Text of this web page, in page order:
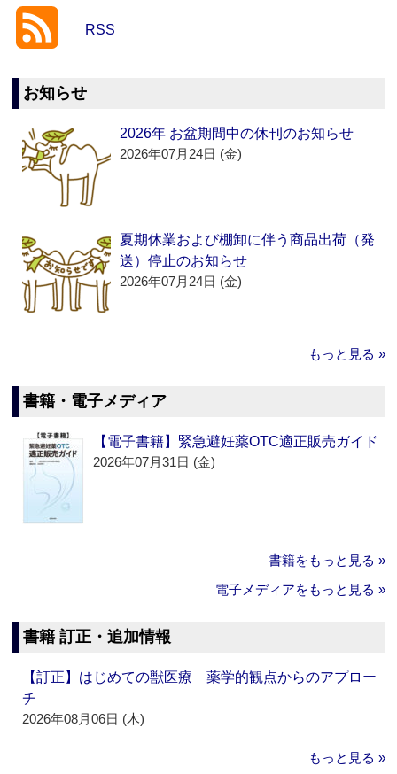
RSS
お知らせ
2026年 お盆期間中の休刊のお知らせ
2026年07月24日 (金)
夏期休業および棚卸に伴う商品出荷（発
送）停止のお知らせ
2026年07月24日 (金)
もっと見る »
書籍・電子メディア
【電子書籍】緊急避妊薬OTC適正販売ガイド
2026年07月31日 (金)
書籍をもっと見る »
電子メディアをもっと見る »
書籍 訂正・追加情報
【訂正】はじめての獣医療 薬学的観点からのアプロー
チ
2026年08月06日 (木)
もっと見る »